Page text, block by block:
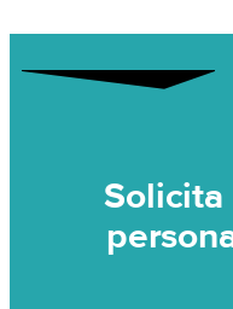
Solicita